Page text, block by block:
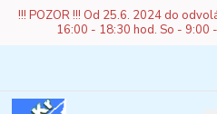
!!! POZOR !!! Od 25.6. 2024 do
16:00 - 18:30 hod. So - 9:00